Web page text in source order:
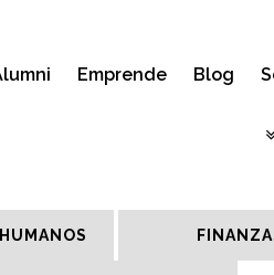
Emprende Blog